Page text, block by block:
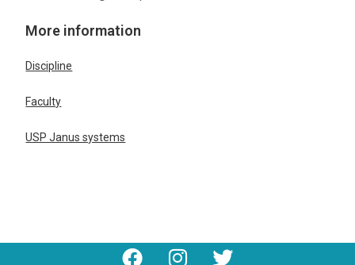
More information
Discipline
Faculty
USP Janus systems